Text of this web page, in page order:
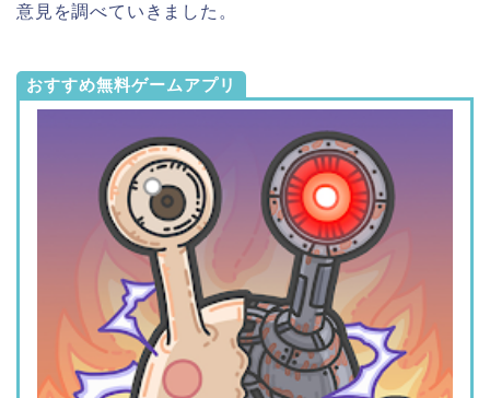
意見を調べていきました。
おすすめ無料ゲームアプリ